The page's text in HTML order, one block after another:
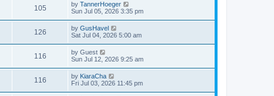
105 by TannerHoeger
Sun Jul 05, 2026 3:35 pm
126 by GusHavel
Sat Jul 04, 2026 5:00 am
116 by Guest
Sun Jul 12, 2026 9:25 am
116 by KiaraCha
Fri Jul 03, 2026 11:45 pm